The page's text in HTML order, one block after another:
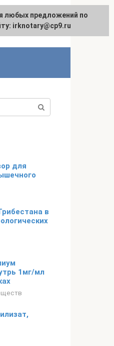
для
в
1мг/мл
любых предложений по
irknotary@cp9.ru